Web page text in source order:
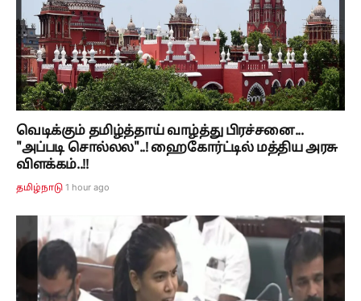
வெடிக்கும் தமிழ்த்தாய் வாழ்த்து பிரச்சனை...
"அப்படி சொல்லல"..! ஹைகோர்ட்டில் மத்திய அரசு
விளக்கம்..!!
தமிழ்நாடு 1 hour ago